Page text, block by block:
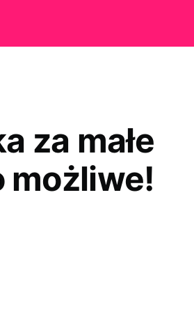
za małe
możliwe!